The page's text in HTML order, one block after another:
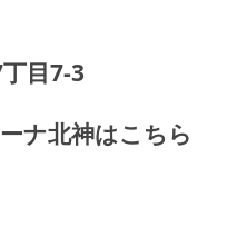
目7-3
北神はこちら